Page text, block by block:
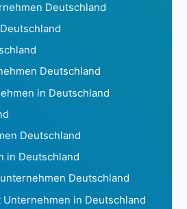
12.793
Deutschland
Deutschland
in Deutschland
Deutschland
in Deutschland
Deutschland
Unternehmen in Deutschland